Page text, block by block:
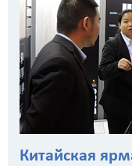
Китайская